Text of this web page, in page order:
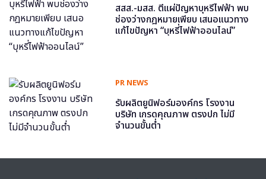
สสส.-มสส. ตีแผ่ปัญหาบุหรี่ไฟฟ้า พบ
ช่องว่างกฎหมายเพียบ เสนอแนวทาง
แก้ไขปัญหา “บุหรี่ไฟฟ้าออนไลน์”
PR NEWS
รับผลิตยูนิฟอร์มองค์กร โรงงาน
บริษัท เกรดคุณภาพ ตรงปก ไม่มี
จำนวนขั้นต่ำ